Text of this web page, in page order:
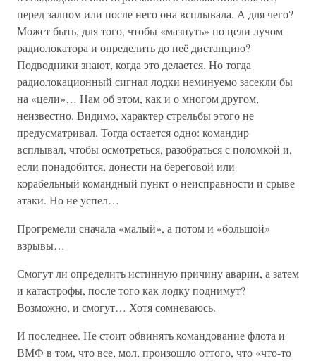
перед залпом или после него она всплывала. А для чего?
Может быть, для того, чтобы «мазнуть» по цели лучом
радиолокатора и определить до неё дистанцию?
Подводники знают, когда это делается. Но тогда
радиолокационный сигнал лодки неминуемо засекли бы
на «цели»… Нам об этом, как и о многом другом,
неизвестно. Видимо, характер стрельбы этого не
предусматривал. Тогда остается одно: командир
всплывал, чтобы осмотреться, разобраться с поломкой и,
если понадобится, донести на береговой или
корабельный командный пункт о неисправности и срыве
атаки. Но не успел…
Прогремели сначала «малый», а потом и «большой»
взрывы…
Смогут ли определить истинную причину аварии, а затем
и катастрофы, после того как лодку поднимут?
Возможно, и смогут… Хотя сомневаюсь.
И последнее. Не стоит обвинять командование флота и
ВМФ в том, что все, мол, произошло оттого, что «что-то